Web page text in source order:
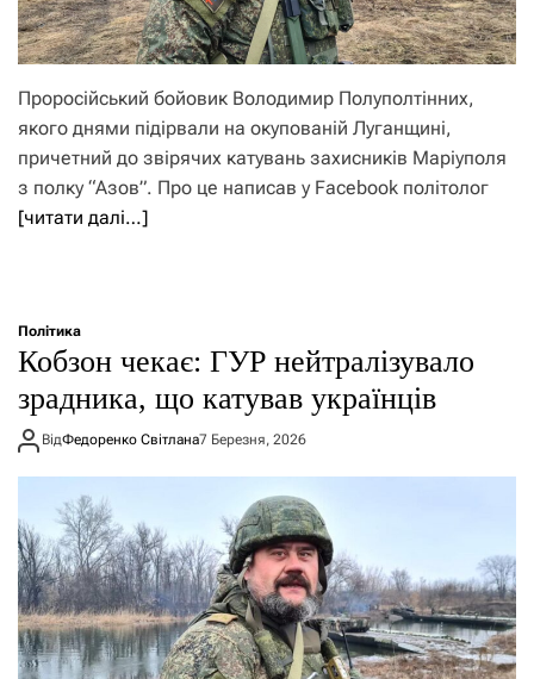
Проросійський бойовик Володимир Полуполтінних,
якого днями підірвали на окупованій Луганщині,
причетний до звірячих катувань захисників Маріуполя
з полку “Азов”. Про це написав у Facebook політолог
[читати далі…]
Політика
Кобзон чекає: ГУР нейтралізувало
зрадника, що катував українців
ВідФедоренко Світлана7 Березня, 2026